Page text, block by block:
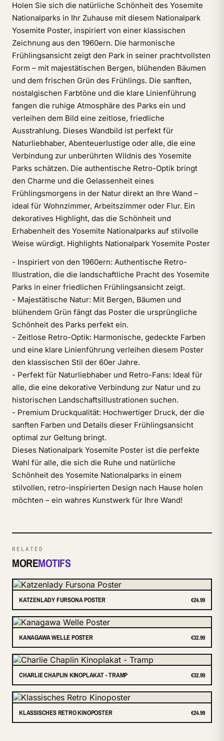
Holen Sie sich die natürliche Schönheit des Yosemite
Nationalparks in Ihr Zuhause mit diesem Nationalpark
Yosemite Poster, inspiriert von einer klassischen
Zeichnung aus den 1960ern. Die harmonische
Frühlingsansicht zeigt den Park in seiner prachtvollsten
Form – mit majestätischen Bergen, blühenden Bäumen
und dem frischen Grün des Frühlings. Die sanften,
nostalgischen Farbtöne und die klare Linienführung
fangen die ruhige Atmosphäre des Parks ein und
verleihen dem Bild eine zeitlose, friedliche
Ausstrahlung. Dieses Wandbild ist perfekt für
Naturliebhaber, Abenteuerlustige oder alle, die eine
Verbindung zur unberührten Wildnis des Yosemite
Parks schätzen. Die authentische Retro-Optik bringt
den Charme und die Gelassenheit eines
Frühlingsmorgens in der Natur direkt an Ihre Wand –
ideal für Wohnzimmer, Arbeitszimmer oder Flur. Ein
dekoratives Highlight, das die Schönheit und
Erhabenheit des Yosemite Nationalparks auf stilvolle
Weise würdigt. Highlights Nationalpark Yosemite Poster
- Inspiriert von den 1960ern: Authentische Retro-
Illustration, die die landschaftliche Pracht des Yosemite
Parks in einer friedlichen Frühlingsansicht zeigt.
- Majestätische Natur: Mit Bergen, Bäumen und
blühendem Grün fängt das Poster die ursprüngliche
Schönheit des Parks perfekt ein.
- Zeitlose Retro-Optik: Harmonische, gedeckte Farben
und eine klare Linienführung verleihen diesem Poster
den klassischen Stil der 60er Jahre.
- Perfekt für Naturliebhaber und Retro-Fans: Ideal für
alle, die eine dekorative Verbindung zur Natur und zu
historischen Landschaftsillustrationen suchen.
- Premium Druckqualität: Hochwertiger Druck, der die
sanften Farben und Details dieser Frühlingsansicht
optimal zur Geltung bringt.
Dieses Nationalpark Yosemite Poster ist die perfekte
Wahl für alle, die sich die Ruhe und natürliche
Schönheit des Yosemite Nationalparks in einem
stilvollen, retro-inspirierten Design nach Hause holen
möchten – ein wahres Kunstwerk für Ihre Wand!
RELATED
MOREMOTIFS
KATZENLADY FURSONA POSTER €24.99
KANAGAWA WELLE POSTER €32.99
CHARLIE CHAPLIN KINOPLAKAT - TRAMP €32.99
KLASSISCHES RETRO KINOPOSTER €24.99